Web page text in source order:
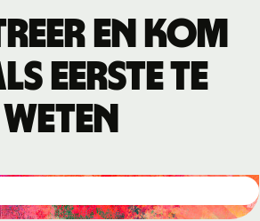
en kom
eerste te
weten